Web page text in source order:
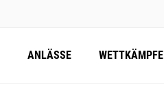
ANLÄSSE WETTKÄMPFE